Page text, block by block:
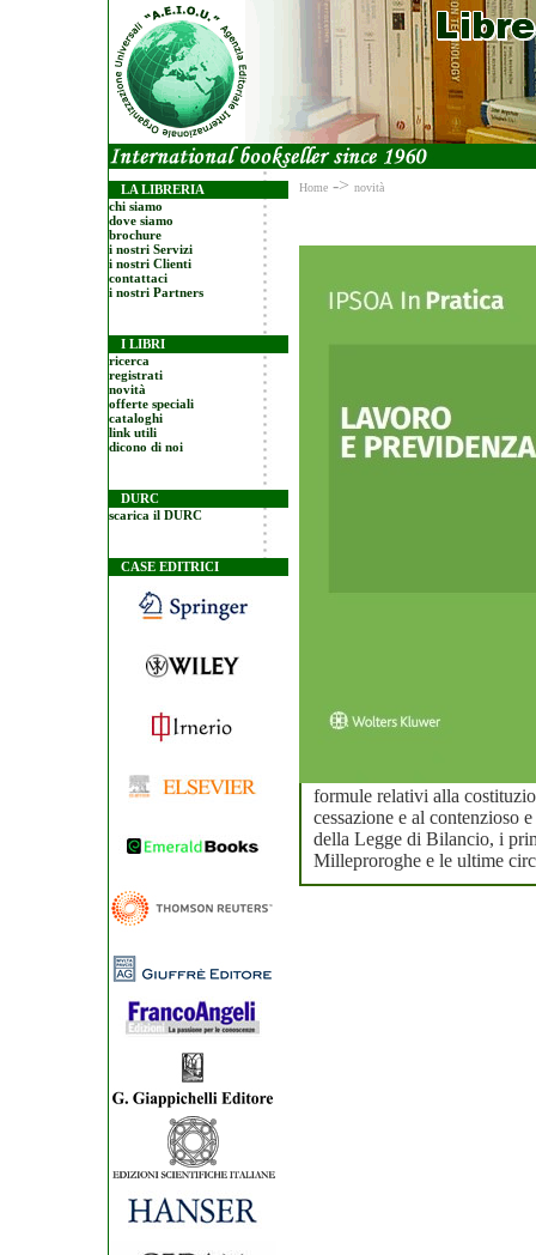
LA LIBRERIA
chi siamo
dove siamo
brochure
i nostri Servizi
i nostri Clienti
contattaci
i nostri Partners
I LIBRI
ricerca
registrati
novità
offerte speciali
cataloghi
link utili
dicono di noi
DURC
scarica il DURC
CASE EDITRICI
Home -> novità
formule relativi alla
cessazione e al contenzioso
della Legge di Bilancio, i
Milleproroghe e le ultime